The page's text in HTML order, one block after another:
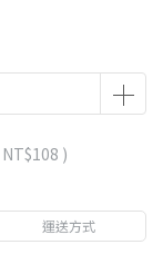
NT$108 )
運送方式